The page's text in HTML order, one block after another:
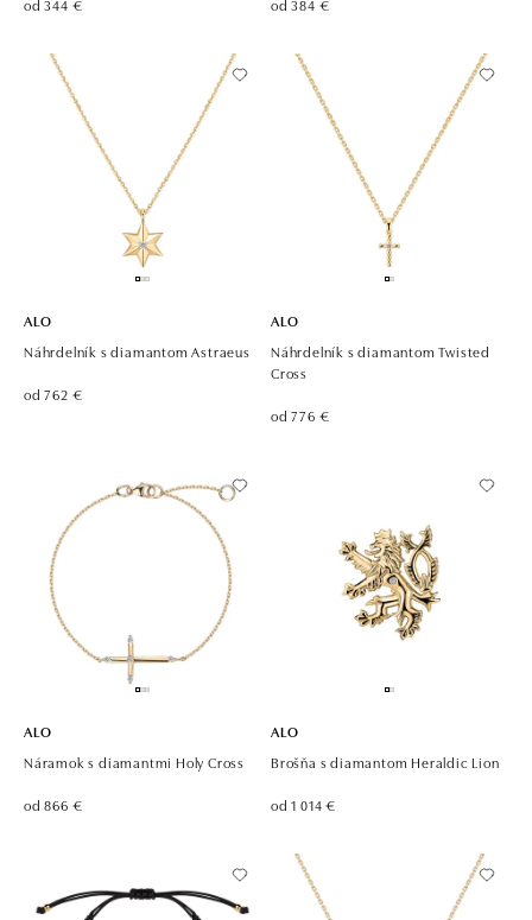
ALO
Náhrdelník s diamantom Astraeus
od 762 €
ALO
Náhrdelník s diamantom Twisted
Cross
od 776 €
ALO
Náramok s diamantmi Holy Cross
od 866 €
ALO
Brošňa s diamantom Heraldic Lion
od 1 014 €